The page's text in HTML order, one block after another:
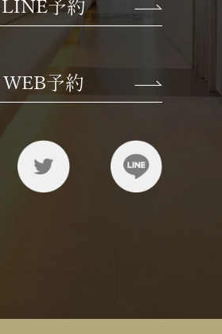
LINE予約
WEB予約